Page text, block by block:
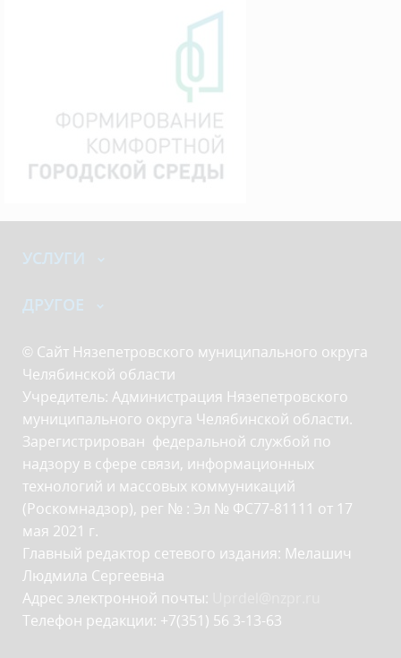
УСЛУГИ
ДРУГОЕ
© Сайт Нязепетровского муниципального округа
Челябинской области
Учредитель: Администрация Нязепетровского
муниципального округа Челябинской области.
Зарегистрирован федеральной службой по
надзору в сфере связи, информационных
технологий и массовых коммуникаций
(Роскомнадзор), рег № : Эл № ФС77-81111 от 17
мая 2021 г.
Главный редактор сетевого издания: Мелашич
Людмила Сергеевна
Адрес электронной почты:
Телефон редакции: +7(351) 56 3-13-63